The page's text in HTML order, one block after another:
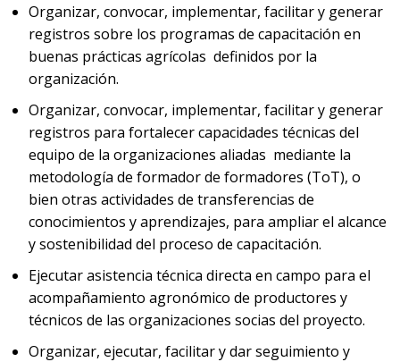
Organizar, convocar, implementar, facilitar y generar
registros sobre los programas de capacitación en
buenas prácticas agrícolas definidos por la
organización.
Organizar, convocar, implementar, facilitar y generar
registros para fortalecer capacidades técnicas del
equipo de la organizaciones aliadas mediante la
metodología de formador de formadores (ToT), o
bien otras actividades de transferencias de
conocimientos y aprendizajes, para ampliar el alcance
y sostenibilidad del proceso de capacitación.
Ejecutar asistencia técnica directa en campo para el
acompañamiento agronómico de productores y
técnicos de las organizaciones socias del proyecto.
Organizar, ejecutar, facilitar y dar seguimiento y